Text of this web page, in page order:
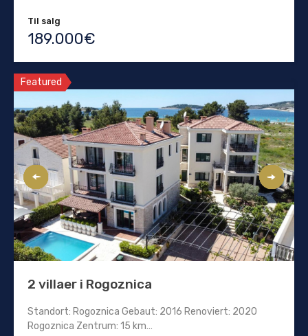
Til salg
189.000€
Featured
2 villaer i Rogoznica
Standort: Rogoznica Gebaut: 2016 Renoviert: 2020
Rogoznica Zentrum: 15 km…